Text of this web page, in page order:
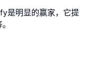
是明显的赢家，它提